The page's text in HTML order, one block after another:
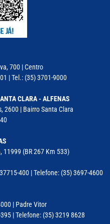
700 | Centro
| Tel.: (35) 3701-9000
CLARA - ALFENAS
2600 | Bairro Santa Clara
11999 (BR 267 Km 533)
400 | Telefone: (35) 3697-4600
| Padre Vitor
| Telefone: (35) 3219 8628